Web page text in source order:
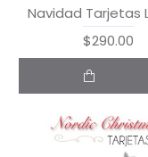
$290.00